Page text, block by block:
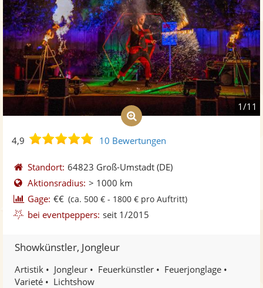
1/11
4,9
4,9
5
Sternen
10 Bewertungen
Standort: 64823 Groß-Umstadt (DE)
Aktionsradius: > 1000 km
Gage: €€ (ca. 500 € - 1800 € pro Auftritt)
bei eventpeppers: seit 1/2015
Showkünstler, Jongleur
Artistik Jongleur Feuerkünstler
Feuerjonglage
Varieté
Lichtshow